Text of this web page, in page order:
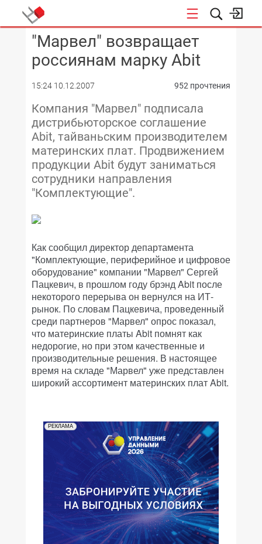
КОНФЕРЕНЦИИ
"Марвел" возвращает
россиянам марку Abit
15:24 10.12.2007 952 прочтения
Компания "Марвел" подписала
дистрибьюторское соглашение
Abit, тайваньским производителем
материнских плат. Продвижением
продукции Abit будут заниматься
сотрудники направления
"Комплектующие".
Как сообщил директор департамента
"Комплектующие, периферийное и цифровое
оборудование" компании "Марвел" Сергей
Пацкевич, в прошлом году брэнд Abit после
некоторого перерыва он вернулся на ИТ-
рынок. По словам Пацкевича, проведенный
среди партнеров "Марвел" опрос показал,
что материнские платы Abit помнят как
недорогие, но при этом качественные и
производительные решения. В настоящее
время на складе "Марвел" уже представлен
широкий ассортимент материнских плат Abit.
РЕКЛАМА